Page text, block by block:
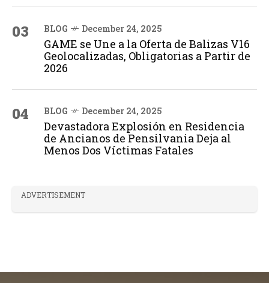
03 BLOG December 24, 2025
GAME se Une a la Oferta de Balizas V16
Geolocalizadas, Obligatorias a Partir de
2026
04 BLOG December 24, 2025
Devastadora Explosión en Residencia
de Ancianos de Pensilvania Deja al
Menos Dos Víctimas Fatales
ADVERTISEMENT